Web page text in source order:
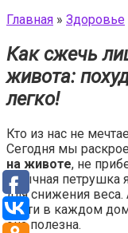
Главная » Здоровье
Как сжечь
живота:
легко!
Кто из нас не
Сегодня мы
на животе, не
Обычная петрушка
для снижения
почти в каждом
она полезна.